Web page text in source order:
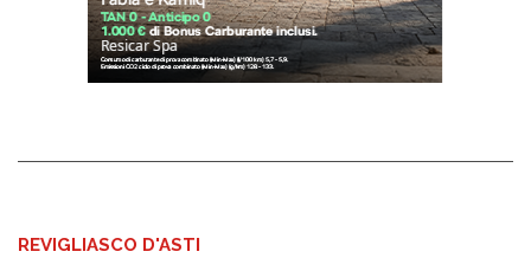
REVIGLIASCO D'ASTI